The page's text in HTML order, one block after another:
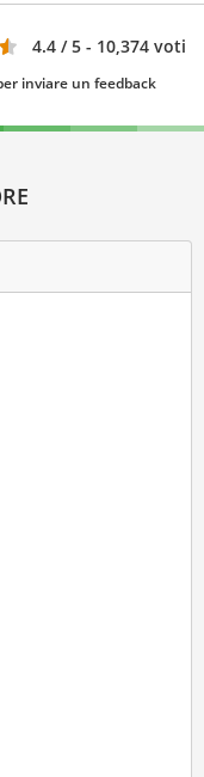
4.4 / 5 - 10,374 voti
inviare un feedback